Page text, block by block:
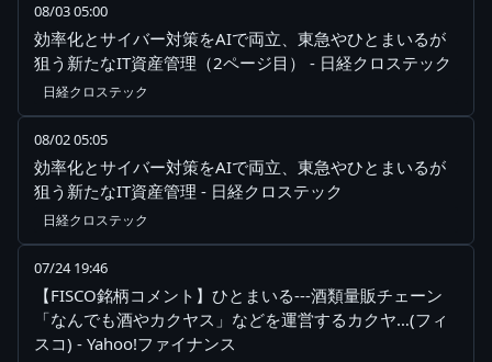
08/03 05:00
効率化とサイバー対策をAIで両立、東急やひとまいるが
狙う新たなIT資産管理（2ページ目） - 日経クロステック
日経クロステック
08/02 05:05
効率化とサイバー対策をAIで両立、東急やひとまいるが
狙う新たなIT資産管理 - 日経クロステック
日経クロステック
07/24 19:46
【FISCO銘柄コメント】ひとまいる---酒類量販チェーン
「なんでも酒やカクヤス」などを運営するカクヤ…(フィ
スコ) - Yahoo!ファイナンス